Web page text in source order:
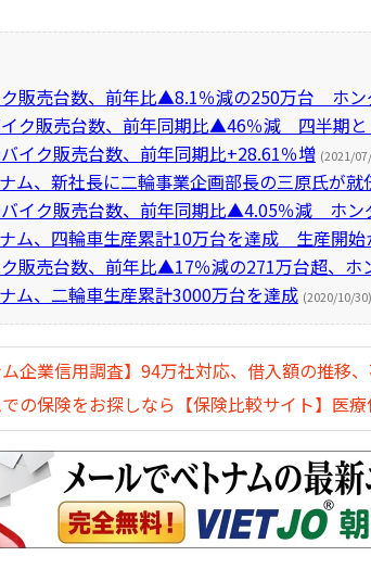
販売台数、前年比▲8.1％減の250万台 ホン
ク販売台数、前年同期比▲46％減 四半期と
イク販売台数、前年同期比+28.61％増 (2021/
ム、新社長に二輪事業企画部長の三原氏が就
イク販売台数、前年同期比▲4.05％減 ホン
ム、四輪車生産累計10万台を達成 生産開始
販売台数、前年比▲17％減の271万台超、ホ
ム、二輪車生産累計3000万台を達成 (2020/10/30)
ム企業信用調査】94万社対応、借入額の推移
の保険をお探しなら【保険比較サイト】医療